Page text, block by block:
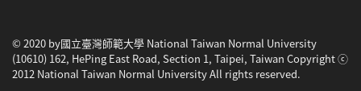
© 2020 by國立臺灣師範大學 National Taiwan Normal University
(10610) 162, HePing East Road, Section 1, Taipei, Taiwan Copyright ⓒ
2012 National Taiwan Normal University All rights reserved.